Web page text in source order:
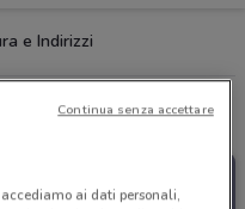
e Indirizzi
BNL
ai dati personali,
Continua senza accettare